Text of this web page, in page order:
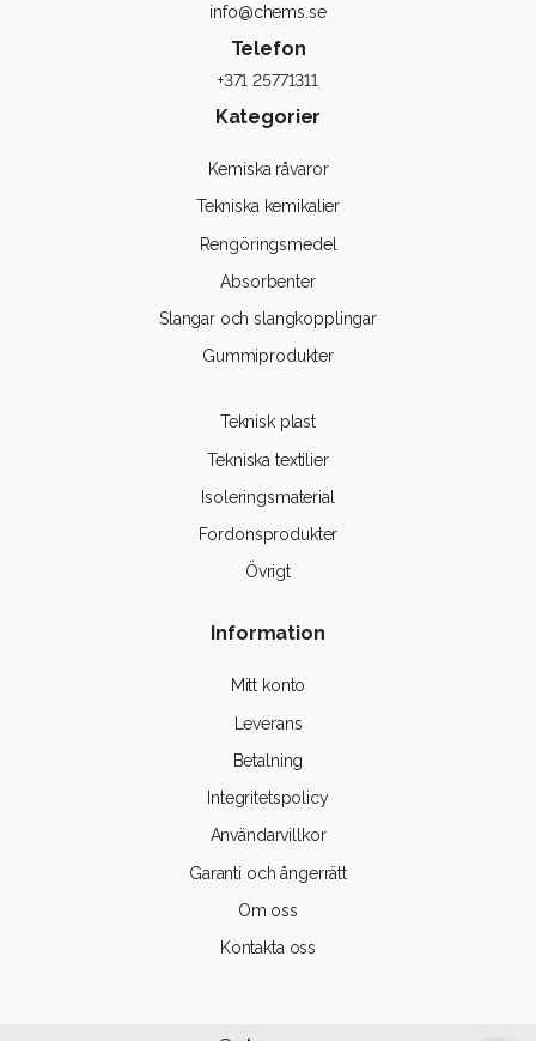
info@chems.se
Telefon
+371 25771311
Kategorier
Kemiska råvaror
Tekniska kemikalier
Rengöringsmedel
Absorbenter
Slangar och slangkopplingar
Gummiprodukter
Teknisk plast
Tekniska textilier
Isoleringsmaterial
Fordonsprodukter
Övrigt
Information
Mitt konto
Leverans
Betalning
Integritetspolicy
Användarvillkor
Garanti och ångerrätt
Om oss
Kontakta oss